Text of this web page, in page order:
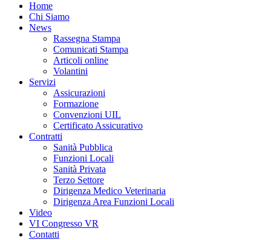
Home
Chi Siamo
News
Rassegna Stampa
Comunicati Stampa
Articoli online
Volantini
Servizi
Assicurazioni
Formazione
Convenzioni UIL
Certificato Assicurativo
Contratti
Sanità Pubblica
Funzioni Locali
Sanità Privata
Terzo Settore
Dirigenza Medico Veterinaria
Dirigenza Area Funzioni Locali
Video
VI Congresso VR
Contatti